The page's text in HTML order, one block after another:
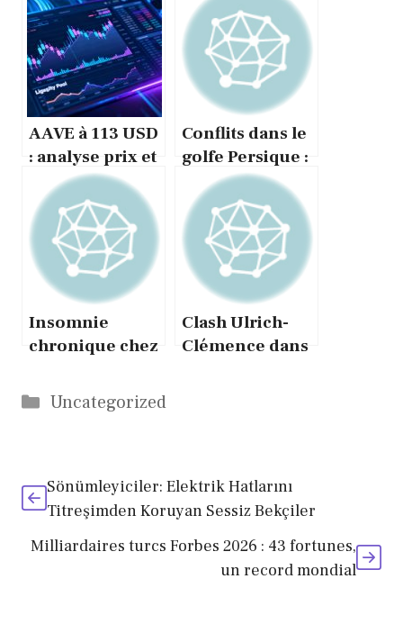
AAVE à 113 USD
: analyse prix et
signaux DeFi en
hausse
Conflits dans le
golfe Persique :
histoire et
enjeux
géopolitiques
Insomnie
chronique chez
causes, risques
et vraies
Clash Ulrich-
Clémence dans
Catégories
Uncategorized
Sönümleyiciler: Elektrik Hatlarını
Titreşimden Koruyan Sessiz Bekçiler
Milliardaires turcs Forbes 2026 : 43 fortunes,
un record mondial